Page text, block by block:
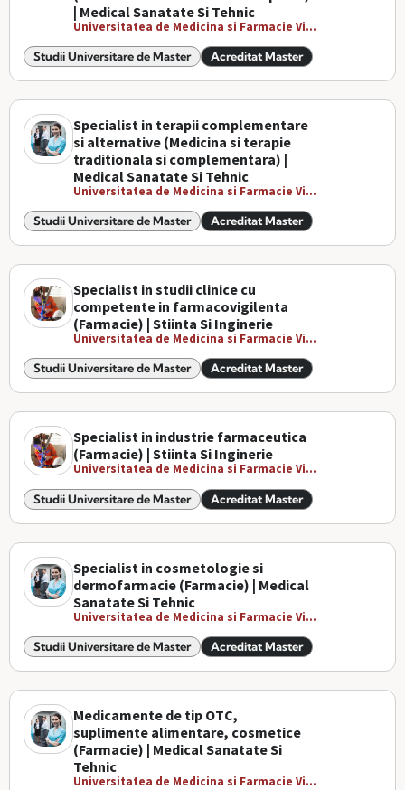
| Medical Sanatate Si Tehnic
Universitatea de Medicina si Farmacie Vi...
Studii Universitare de Master Acreditat Master
Specialist in terapii complementare
si alternative (Medicina si terapie
traditionala si complementara) |
Medical Sanatate Si Tehnic
Universitatea de Medicina si Farmacie Vi...
Studii Universitare de Master Acreditat Master
Specialist in studii clinice cu
competente in farmacovigilenta
(Farmacie) | Stiinta Si Inginerie
Universitatea de Medicina si Farmacie Vi...
Studii Universitare de Master Acreditat Master
Specialist in industrie farmaceutica
(Farmacie) | Stiinta Si Inginerie
Universitatea de Medicina si Farmacie Vi...
Studii Universitare de Master Acreditat Master
Specialist in cosmetologie si
dermofarmacie (Farmacie) | Medical
Sanatate Si Tehnic
Universitatea de Medicina si Farmacie Vi...
Studii Universitare de Master Acreditat Master
Medicamente de tip OTC,
suplimente alimentare, cosmetice
(Farmacie) | Medical Sanatate Si
Tehnic
Universitatea de Medicina si Farmacie Vi...